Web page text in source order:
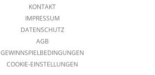
KONTAKT
IMPRESSUM
DATENSCHUTZ
AGB
GEWINNSPIELBEDINGUNGEN
COOKIE-EINSTELLUNGEN